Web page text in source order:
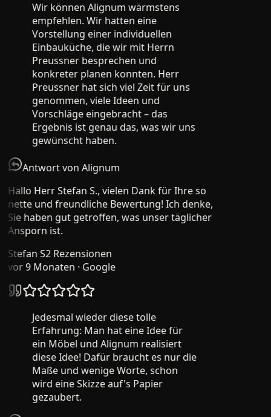
Wir können Alignum wärmstens
empfehlen. Wir hatten eine
Vorstellung einer individuellen
Einbauküche, die wir mit Herrn
Preussner besprechen und
konkreter planen konnten. Herr
Preussner hat sich viel Zeit für uns
genommen, viele Ideen und
Vorschläge eingebracht – das
Ergebnis ist genau das, was wir uns
gewünscht haben.
Antwort von Alignum
Hallo Herr Stefan S., vielen Dank für Ihre so
nette und freundliche Bewertung! Ich denke,
Sie haben gut getroffen, was unser täglicher
Ansporn ist.
Stefan S2 Rezensionen
vor 9 Monaten· Google
Jedesmal wieder diese tolle
Erfahrung: Man hat eine Idee für
ein Möbel und Alignum realisiert
diese Idee! Dafür braucht es nur die
Maße und wenige Worte, schon
wird eine Skizze auf's Papier
gezaubert.